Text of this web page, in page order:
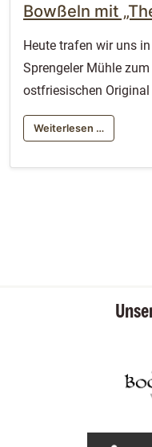
Bowßeln mit
Heute trafen wir uns
Sprengeler Mühle
ostfriesischen
Weiterlesen …